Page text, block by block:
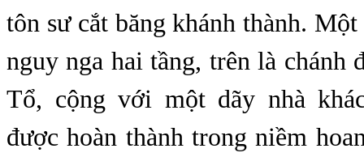
tôn sư cắt băng khánh thành.
nguy nga hai tầng, trên là chánh
Tổ, cộng với một dãy nhà
được hoàn thành trong niềm